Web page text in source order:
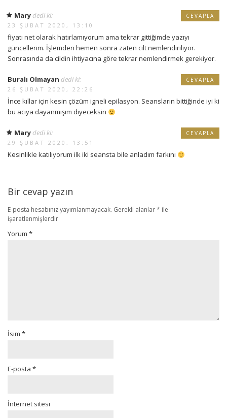
Mary dedi ki:
23 ŞUBAT 2020, 13:10
fiyatı net olarak hatırlamıyorum ama tekrar gittiğimde yazıyı
güncellerim. İşlemden hemen sonra zaten cilt nemlendiriliyor.
Sonrasında da cildin ihtiyacına göre tekrar nemlendirmek gerekiyor.
CEVAPLA
Buralı Olmayan dedi ki:
26 ŞUBAT 2020, 22:26
İnce kıllar için kesin çözüm igneli epilasyon. Seansların bittiğinde iyi ki
bu acıya dayanmışım diyeceksin
CEVAPLA
Mary dedi ki:
29 ŞUBAT 2020, 13:51
Kesinlikle katılıyorum ilk iki seansta bile anladım farkını
CEVAPLA
Bir cevap yazın
E-posta hesabınız yayımlanmayacak. Gerekli alanlar* ile
işaretlenmişlerdir
Yorum *
İsim *
E-posta *
İnternet sitesi